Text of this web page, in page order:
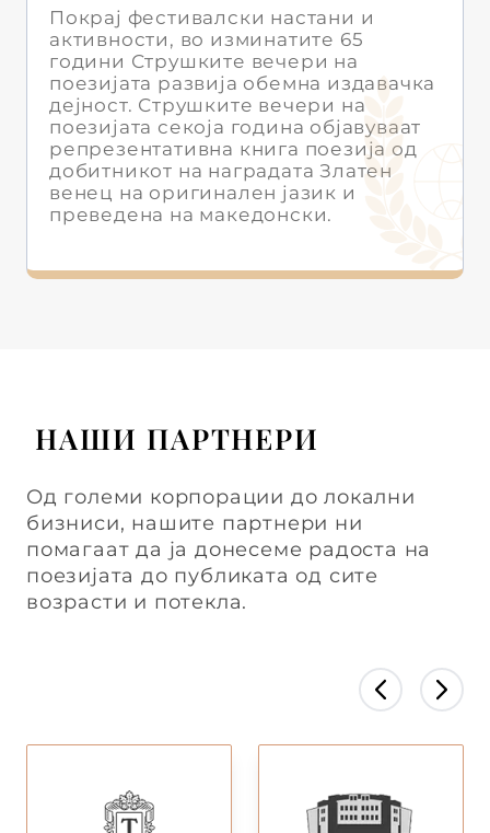
Покрај фестивалски настани и
активности, во изминатите 65
години Струшките вечери на
поезијата развија обемна издавачка
дејност. Струшките вечери на
поезијата секоја година објавуваат
репрезентативна книга поезија од
добитникот на наградата Златен
венец на оригинален јазик и
преведена на македонски.
НАШИ ПАРТНЕРИ
Од големи корпорации до локални
бизниси, нашите партнери ни
помагаат да ја донесеме радоста на
поезијата до публиката од сите
возрасти и потекла.